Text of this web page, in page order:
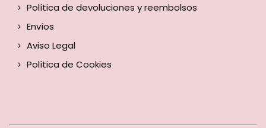
Política de devoluciones y reembolsos
Envíos
Aviso Legal
Política de Cookies